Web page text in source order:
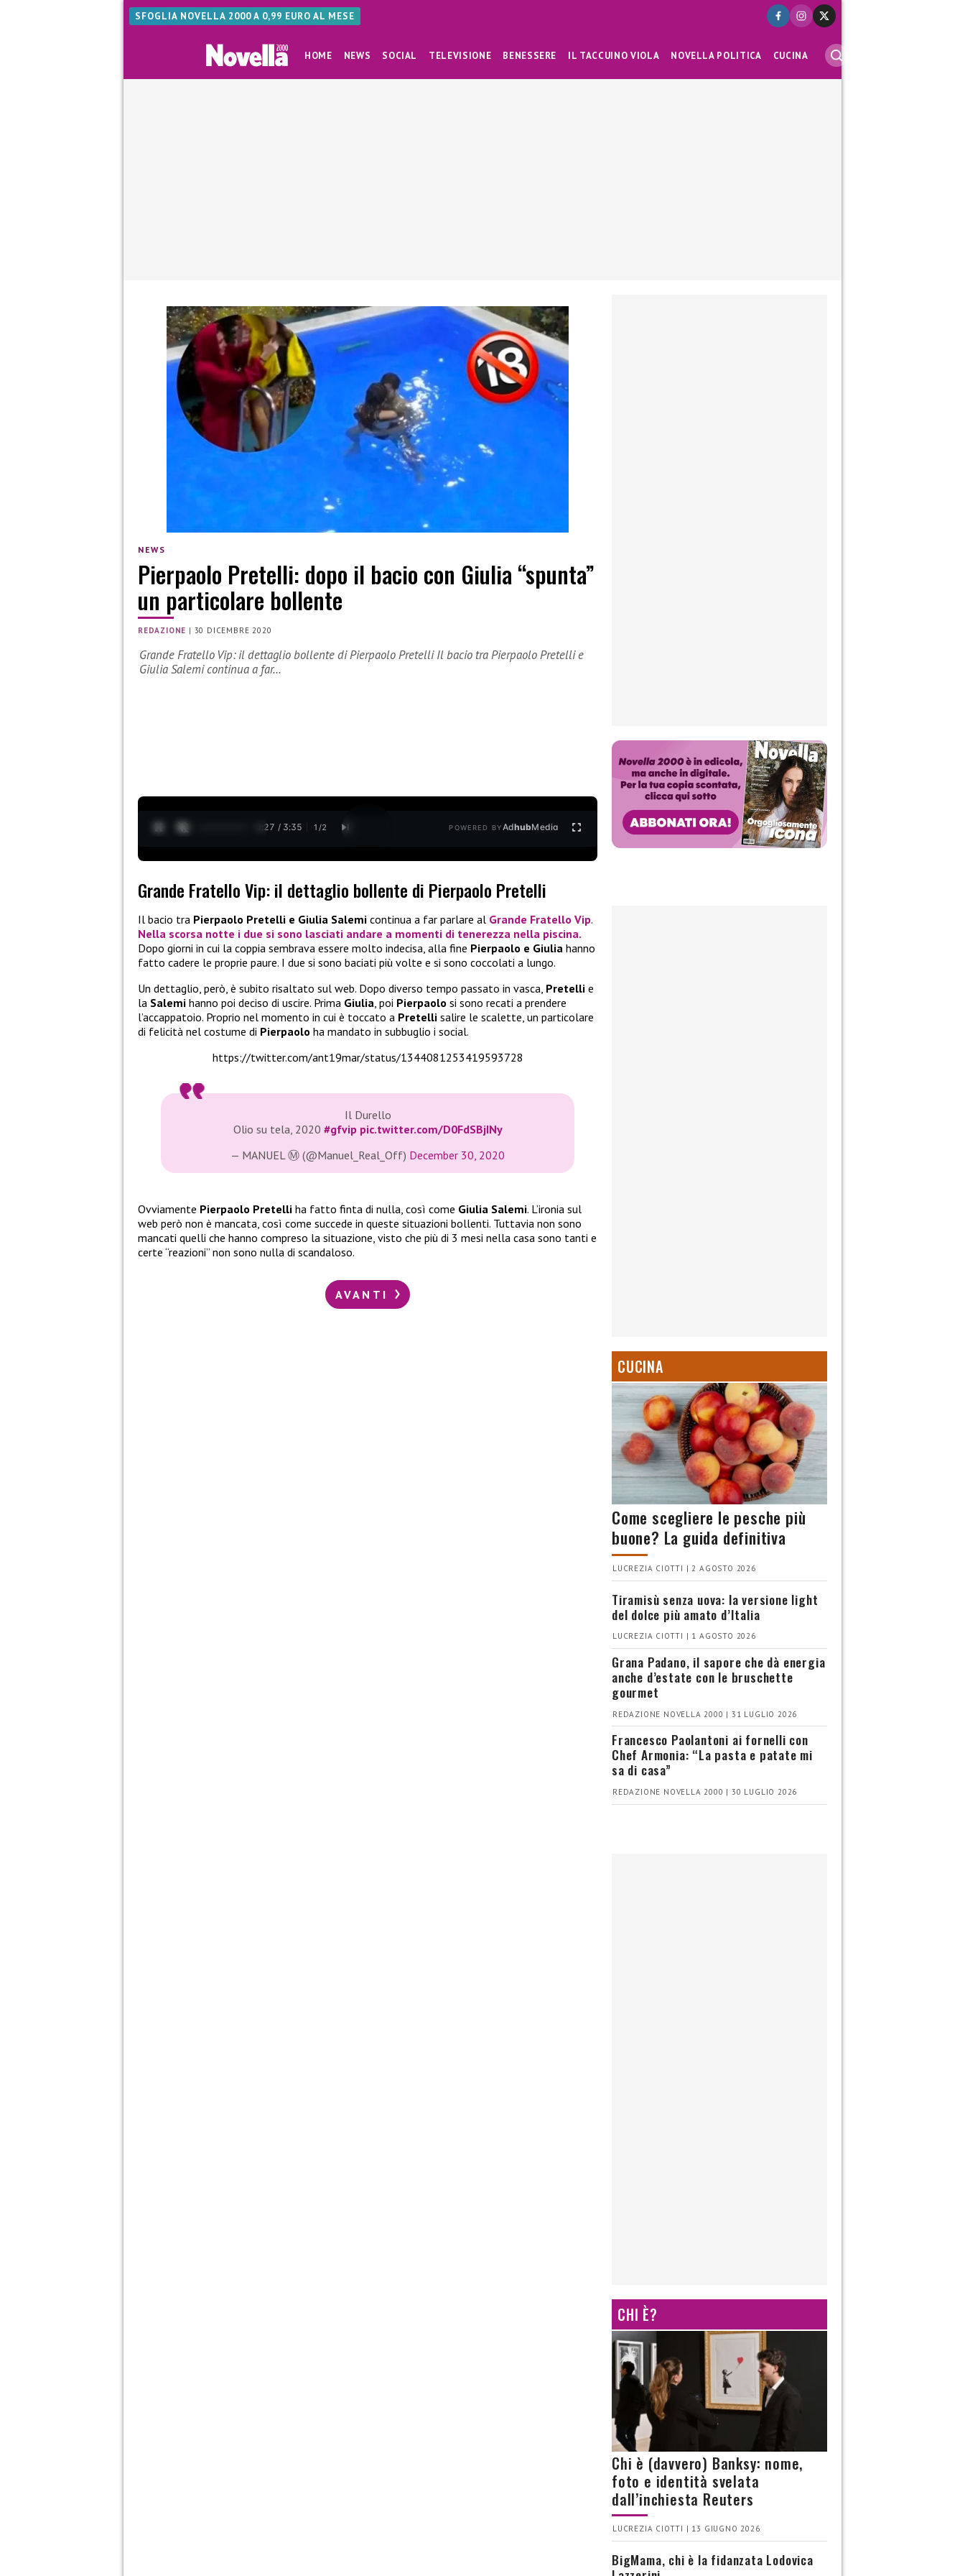
SFOGLIA NOVELLA 2000 A 0,99 EURO AL MESE
HOME NEWS SOCIAL TELEVISIONE BENESSERE IL TACCUINO VIOLA NOVELLA POLITICA CUCINA
NEWS
Pierpaolo Pretelli: dopo il bacio con Giulia “spunta”
un particolare bollente
REDAZIONE | 30 DICEMBRE 2020
Grande Fratello Vip: il dettaglio bollente di Pierpaolo Pretelli Il bacio tra Pierpaolo Pretelli e
Giulia Salemi continua a far…
0:28 / 3:35 1 /2 POWERED BYAdhubMedia
Grande Fratello Vip: il dettaglio bollente di Pierpaolo Pretelli
Il bacio tra Pierpaolo Pretelli e Giulia Salemi continua a far parlare al Grande Fratello Vip.
Nella scorsa notte i due si sono lasciati andare a momenti di tenerezza nella piscina.
Dopo giorni in cui la coppia sembrava essere molto indecisa, alla fine Pierpaolo e Giulia hanno
fatto cadere le proprie paure. I due si sono baciati più volte e si sono coccolati a lungo.
Un dettaglio, però, è subito risaltato sul web. Dopo diverso tempo passato in vasca, Pretelli e
la Salemi hanno poi deciso di uscire. Prima Giulia, poi Pierpaolo si sono recati a prendere
l’accappatoio. Proprio nel momento in cui è toccato a Pretelli salire le scalette, un particolare
di felicità nel costume di Pierpaolo ha mandato in subbuglio i social.
https://twitter.com/ant19mar/status/1344081253419593728
Il Durello
Olio su tela, 2020 #gfvip pic.twitter.com/D0FdSBjINy
— MANUEL Ⓜ️ (@Manuel_Real_Off) December 30, 2020
Ovviamente Pierpaolo Pretelli ha fatto finta di nulla, così come Giulia Salemi. L’ironia sul
web però non è mancata, così come succede in queste situazioni bollenti. Tuttavia non sono
mancati quelli che hanno compreso la situazione, visto che più di 3 mesi nella casa sono tanti e
certe “reazioni” non sono nulla di scandaloso.
AVANTI
CUCINA
Come scegliere le pesche più
buone? La guida definitiva
LUCREZIA CIOTTI | 2 AGOSTO 2026
Tiramisù senza uova: la versione light
del dolce più amato d’Italia
LUCREZIA CIOTTI | 1 AGOSTO 2026
Grana Padano, il sapore che dà energia
anche d’estate con le bruschette
gourmet
REDAZIONE NOVELLA 2000 | 31 LUGLIO 2026
Francesco Paolantoni ai fornelli con
Chef Armonia: “La pasta e patate mi
sa di casa”
REDAZIONE NOVELLA 2000 | 30 LUGLIO 2026
CHI È?
Chi è (davvero) Banksy: nome,
foto e identità svelata
dall’inchiesta Reuters
LUCREZIA CIOTTI | 13 GIUGNO 2026
BigMama, chi è la fidanzata Lodovica